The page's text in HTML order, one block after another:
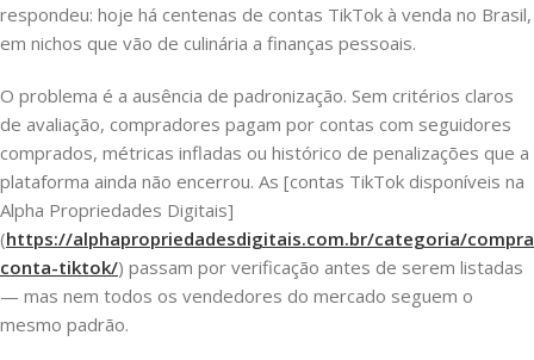
respondeu: hoje há centenas de contas TikTok à venda no Brasil,
em nichos que vão de culinária a finanças pessoais.
O problema é a ausência de padronização. Sem critérios claros
de avaliação, compradores pagam por contas com seguidores
comprados, métricas infladas ou histórico de penalizações que a
plataforma ainda não encerrou. As [contas TikTok disponíveis na
Alpha Propriedades Digitais]
(https://alphapropriedadesdigitais.com.br/categoria/
conta-tiktok/) passam por verificação antes de serem listadas
— mas nem todos os vendedores do mercado seguem o
mesmo padrão.